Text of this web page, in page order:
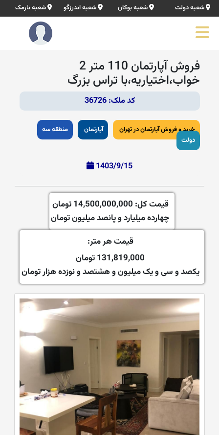
شعبه دولت شعبه بوکان شعبه اندرزگو شعبه نارمک
فروش آپارتمان 110 متر 2
خواب،اختیاریه،با تراس بزرگ
کد ملک: 36726
خرید و فروش آپارتمان در تهران آپارتمان
منطقه سه
دولت
1403/9/15
قیمت کل: 14,500,000,000 تومان
چهارده میلیارد و پانصد میلیون تومان
قیمت هر متر:
131,819,000 تومان
یکصد و سی و یک میلیون و هشتصد و نوزده هزار تومان